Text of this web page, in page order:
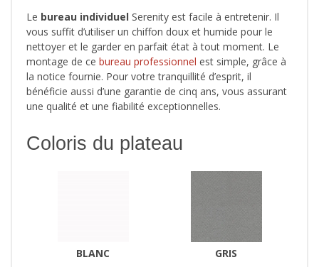
Le bureau individuel Serenity est facile à entretenir. Il
vous suffit d’utiliser un chiffon doux et humide pour le
nettoyer et le garder en parfait état à tout moment. Le
montage de ce bureau professionnel est simple, grâce à
la notice fournie. Pour votre tranquillité d’esprit, il
bénéficie aussi d’une garantie de cinq ans, vous assurant
une qualité et une fiabilité exceptionnelles.
Coloris du plateau
BLANC GRIS